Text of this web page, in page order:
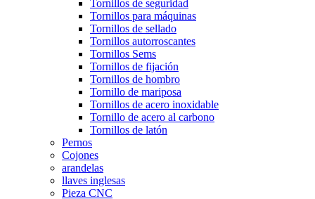
Tornillos de seguridad
Tornillos para máquinas
Tornillos de sellado
Tornillos autorroscantes
Tornillos Sems
Tornillos de fijación
Tornillos de hombro
Tornillo de mariposa
Tornillos de acero inoxidable
Tornillo de acero al carbono
Tornillos de latón
Pernos
Cojones
arandelas
llaves inglesas
Pieza CNC